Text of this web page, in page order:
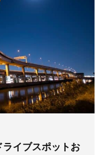
イブスポットお